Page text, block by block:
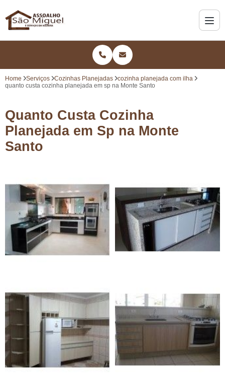
Home Serviços Cozinhas Planejadas
cozinha planejada com ilha
quanto custa cozinha planejada em sp na Monte Santo
Quanto Custa Cozinha
Planejada em Sp na Monte
Santo